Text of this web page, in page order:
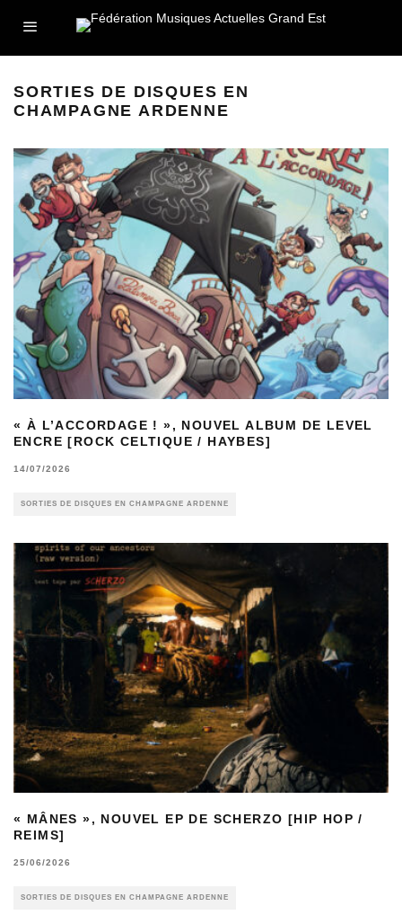
SORTIES DE DISQUES EN
CHAMPAGNE ARDENNE
« À L’ACCORDAGE ! », NOUVEL ALBUM DE LEVEL
ENCRE [ROCK CELTIQUE / HAYBES]
14/07/2026
SORTIES DE DISQUES EN CHAMPAGNE ARDENNE
« MÂNES », NOUVEL EP DE SCHERZO [HIP HOP /
REIMS]
25/06/2026
SORTIES DE DISQUES EN CHAMPAGNE ARDENNE